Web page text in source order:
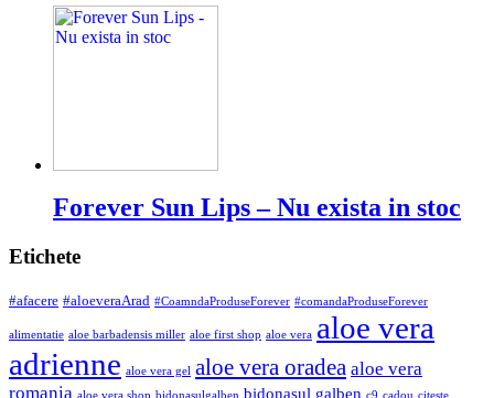
Forever Sun Lips – Nu exista in stoc
Etichete
#afacere #aloeveraArad #CoamndaProduseForever #comandaProduseForever
alimentatie aloe barbadensis miller aloe first shop aloe vera aloe vera
adrienne aloe vera gel aloe vera oradea aloe vera
romania aloe vera shop bidonasulgalben bidonasul galben c9 cadou citeste